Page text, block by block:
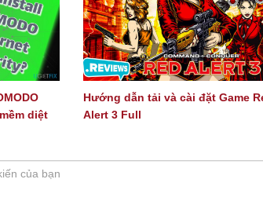
diệt
Hướng dẫn tải và cài đặt Game
Alert 3 Full